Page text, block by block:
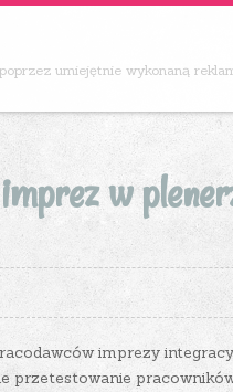
umiejętnie wykonaną
w
imprezy
przetestowanie